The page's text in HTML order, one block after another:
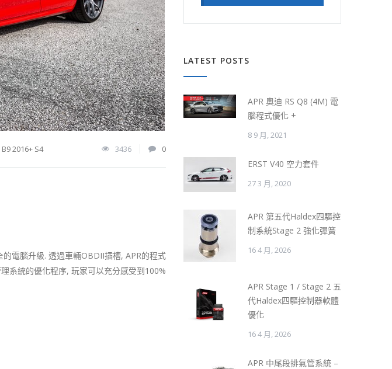
2016+ S4 3436 0
電腦升級. 透過車輛OBDII插槽, APR的程式
系統的優化程序, 玩家可以充分感受到100%
LATEST POSTS
APR 奧迪 RS Q8 (4M) 電
腦程式優化 +
8 9 月, 2021
ERST V40 空力套件
27 3 月, 2020
APR 第五代Haldex四驅控
制系統Stage 2 強化彈簧
16 4 月, 2026
APR Stage 1 / Stage 2 五
代Haldex四驅控制器軟體
優化
16 4 月, 2026
APR 中尾段排氣管系統 –